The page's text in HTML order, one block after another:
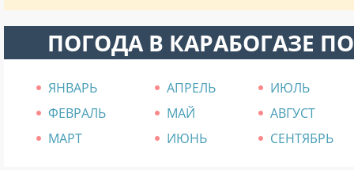
ПОГОДА В КАРАБОГАЗЕ
ЯНВАРЬ АПРЕЛЬ
ИЮЛЬ
ФЕВРАЛЬ
МАЙ
АВГУСТ
МАРТ
ИЮНЬ СЕНТЯБРЬ